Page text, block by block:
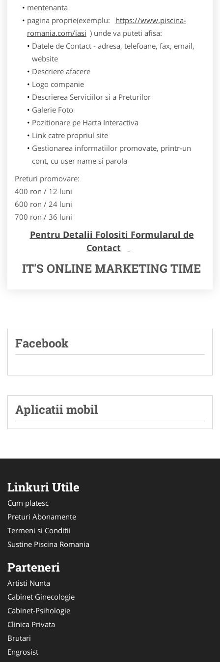
mentenanta
pagina proprie(exemplu:
https://www.piscina-
romania.com/iasi ) unde va puteti afisa:
Datele de Contact - adresa, telefoane, fax, email,
website
Descriere afacere
Logo companie
Descrierea Serviciilor si a Preturilor
Galerie Foto
Pozitionare pe Harta Interactiva
Link catre propriul site
Gestionarea informatiilor promovate, printr-un
cont, cu user name si parola
Preturi promovare:
400 ron / 12 luni
600 ron / 24 luni
700 ron / 36 luni
Pentru Detalii Folositi Formularul de
Contact
IT'S ONLINE MARKETING TIME
Facebook
Aplicatii mobil
Linkuri Utile
Cum platesc
Preturi Abonamente
Termeni si Conditii
Sustine Piscina Romania
Parteneri
Artisti Nunta
Cabinet Ginecologie
Cabinet-Psihologie
Clinica Privata
Brutari
Engrosist